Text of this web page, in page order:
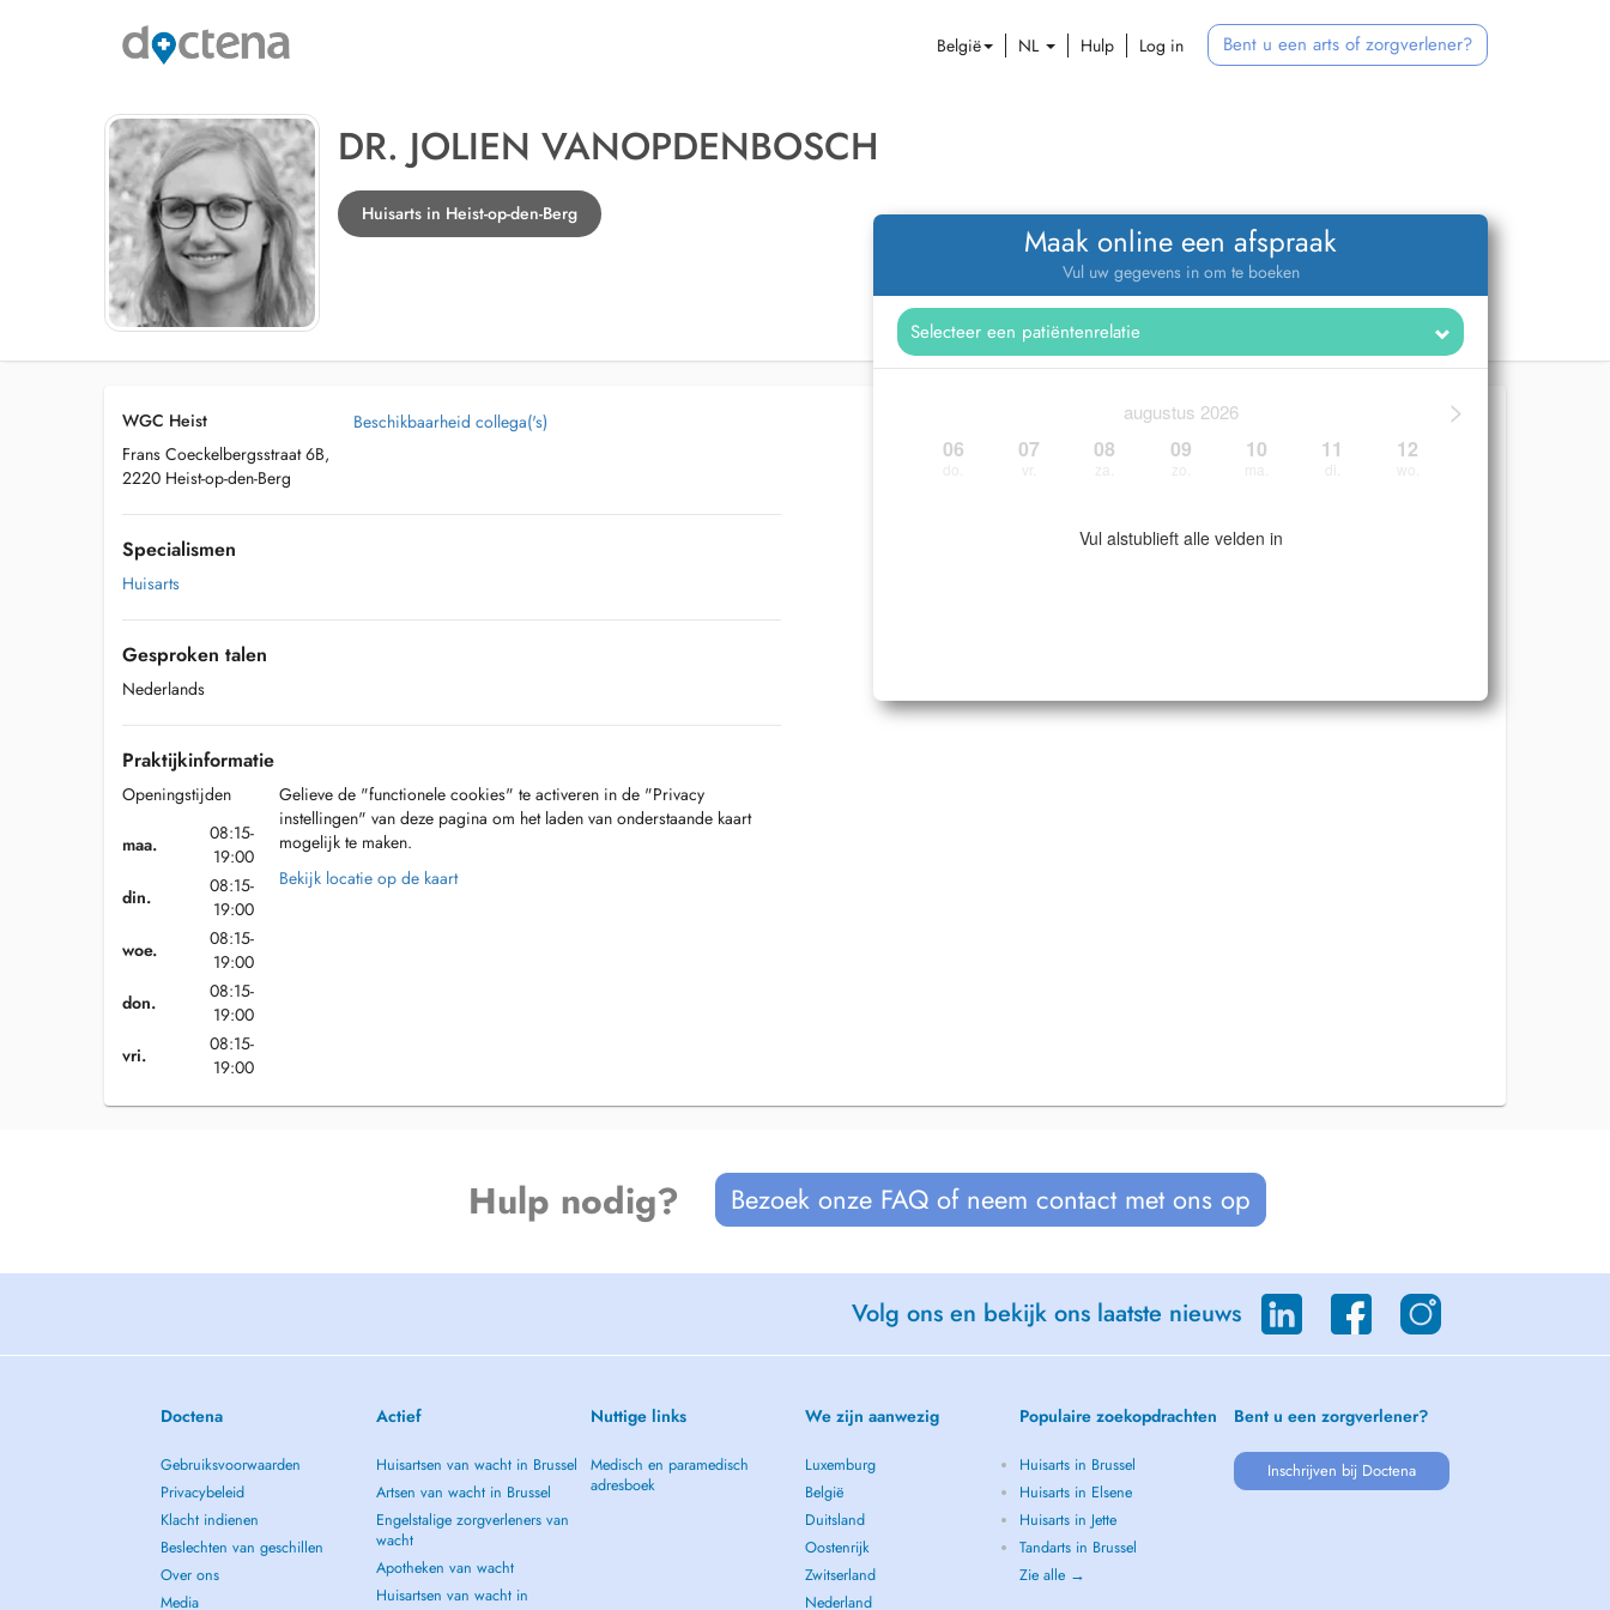
België NL Hulp Log in Bent u een arts of zorgverlener?
DR. JOLIEN VANOPDENBOSCH
Huisarts in Heist-op-den-Berg
Maak online een afspraak
Vul uw gegevens in om te boeken
>
augustus 2026
06 07 08 09 10 11 12
Vul alstublieft alle velden in
WGC Heist
Frans Coeckelbergsstraat 6B,
2220 Heist-op-den-Berg
Beschikbaarheid collega('s)
Specialismen
Huisarts
Gesproken talen
Nederlands
Praktijkinformatie
Openingstijden
maa.
08:15-
19:00
din.
08:15-
19:00
woe.
08:15-
19:00
don.
08:15-
19:00
vri.
08:15-
19:00
Gelieve de "functionele cookies" te activeren in de "Privacy
instellingen" van deze pagina om het laden van onderstaande kaart
mogelijk te maken.
Bekijk locatie op de kaart
Hulp nodig? Bezoek onze FAQ of neem contact met ons op
Volg ons en bekijk ons laatste nieuws
Doctena
Gebruiksvoorwaarden
Privacybeleid
Klacht indienen
Beslechten van geschillen
Over ons
Media
Actief
Huisartsen van wacht in Brussel
Artsen van wacht in Brussel
Engelstalige zorgverleners van
wacht
Apotheken van wacht
Huisartsen van wacht in
Nuttige links
Medisch en paramedisch
adresboek
We zijn aanwezig
Luxemburg
België
Duitsland
Oostenrijk
Zwitserland
Nederland
Populaire zoekopdrachten
Huisarts in Brussel
Huisarts in Elsene
Huisarts in Jette
Tandarts in Brussel
Zie alle →
Bent u een zorgverlener?
Inschrijven bij Doctena